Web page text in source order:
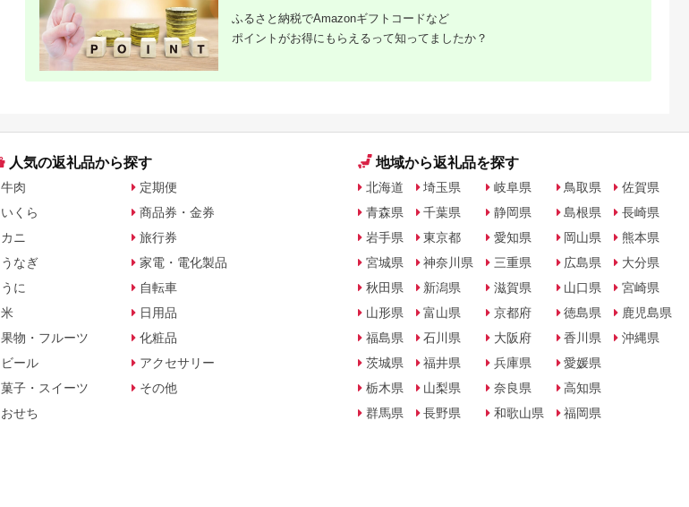
ふるさと納税でAmazonギフトコードなど
ポイントがお得にもらえるって知ってましたか？
人気の返礼品から探す
牛肉
いくら
カニ
うなぎ
うに
米
果物・フルーツ
ビール
菓子・スイーツ
おせち
定期便
商品券・金券
旅行券
家電・電化製品
自転車
日用品
化粧品
アクセサリー
その他
地域から返礼品を探す
北海道
青森県
岩手県
宮城県
秋田県
山形県
福島県
茨城県
栃木県
群馬県
埼玉県
千葉県
東京都
神奈川県
新潟県
富山県
石川県
福井県
山梨県
長野県
岐阜県
静岡県
愛知県
三重県
滋賀県
京都府
大阪府
兵庫県
奈良県
和歌山県
鳥取県
島根県
岡山県
広島県
山口県
徳島県
香川県
愛媛県
高知県
福岡県
佐賀県
長崎県
熊本県
大分県
宮崎県
鹿児島県
沖縄県